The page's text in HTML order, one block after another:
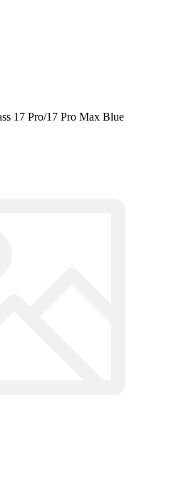
17 Pro/17 Pro Max Blue